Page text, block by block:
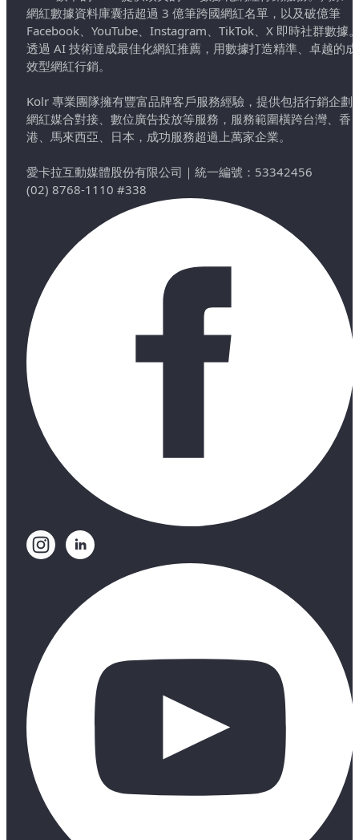
網紅數據資料庫囊括超過 3 億筆跨國網紅名單，以及破億筆
Facebook、YouTube、Instagram、TikTok、X 即時社群數據
透過 AI 技術達成最佳化網紅推薦，用數據打造精準、卓越的成
效型網紅行銷。
Kolr 專業團隊擁有豐富品牌客戶服務經驗，提供包括行銷企劃
網紅媒合對接、數位廣告投放等服務，服務範圍橫跨台灣、香
港、馬來西亞、日本，成功服務超過上萬家企業。
愛卡拉互動媒體股份有限公司 ｜ 統一編號：53342456
(02) 8768-1110 #338